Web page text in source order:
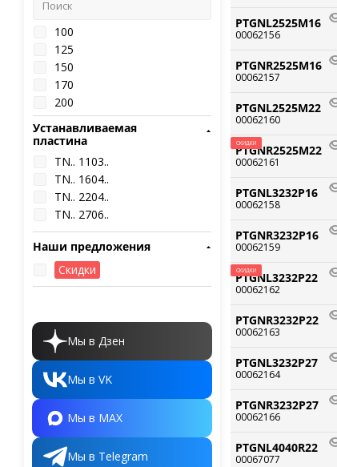
PTGNL2525M16
00062156
PTGNR2525M16
00062157
PTGNL2525M22
00062160
СКИДКИ
PTGNR2525M22
00062161
PTGNL3232P16
00062158
PTGNR3232P16
00062159
СКИДКИ
PTGNL3232P22
00062162
PTGNR3232P22
00062163
PTGNL3232P27
00062164
PTGNR3232P27
00062166
PTGNL4040R22
00067077
100
125
150
170
200
250
Устанавливаемая
пластина
TN.. 1103..
TN.. 1604..
TN.. 2204..
TN.. 2706..
Наши предложения
Скидки
Мы в Дзен
Мы в VK
Мы в MAX
Мы в Telegram